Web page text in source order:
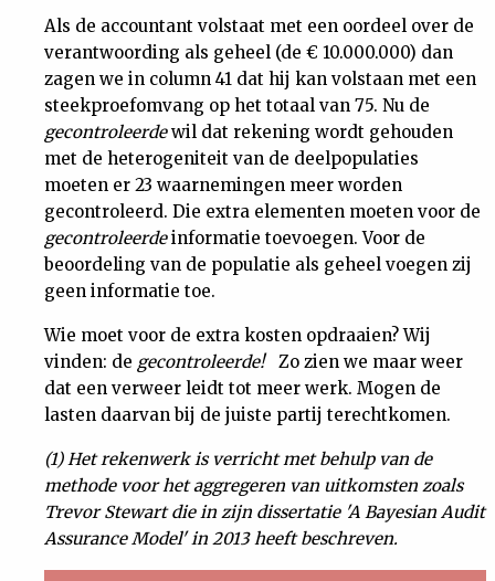
Als de accountant volstaat met een oordeel over de
verantwoording als geheel (de € 10.000.000) dan
zagen we in column 41 dat hij kan volstaan met een
steekproefomvang op het totaal van 75. Nu de
gecontroleerdewil dat rekening wordt gehouden
met de heterogeniteit van de deelpopulaties
moeten er 23 waarnemingen meer worden
gecontroleerd. Die extra elementen moeten voor de
gecontroleerdeinformatie toevoegen. Voor de
beoordeling van de populatie als geheel voegen zij
geen informatie toe.
Wie moet voor de extra kosten opdraaien? Wij
vinden: de gecontroleerde! Zo zien we maar weer
dat een verweer leidt tot meer werk. Mogen de
lasten daarvan bij de juiste partij terechtkomen.
(1) Het rekenwerk is verricht met behulp van de
methode voor het aggregeren van uitkomsten zoals
Trevor Stewart die in zijn dissertatie 'A Bayesian Audit
Assurance Model' in 2013 heeft beschreven.